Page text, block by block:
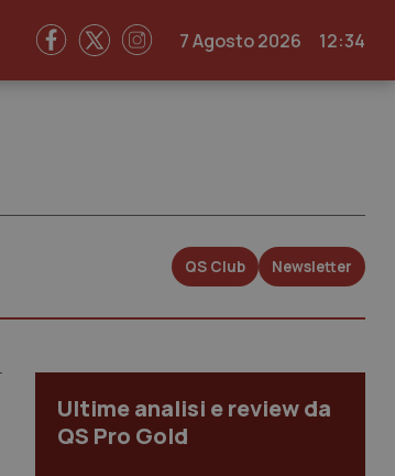
7 Agosto 2026 12:34
QS Club Newsletter
Ultime analisi e review da
QS Pro Gold